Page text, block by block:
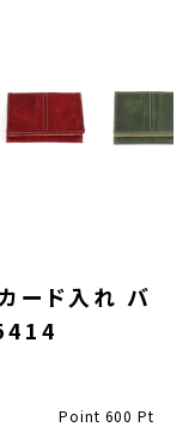
ード入れ バ
Point 600 Pt